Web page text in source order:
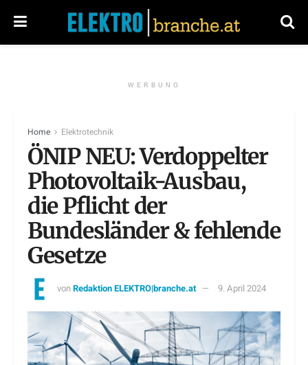
WERBUNG
Home Elektrotechnik
ÖNIP NEU: Verdoppelter
Photovoltaik-Ausbau,
die Pflicht der
Bundesländer & fehlende
Gesetze
vonRedaktion ELEKTRO|branche.at 9. April 2024